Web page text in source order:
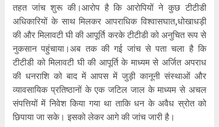
तहत जांच शुरू की।आरोप है कि आरोपियों ने कुछ टीटीडी
अधिकारियों के साथ मिलकर आपराधिक विश्वासघात,धोखाधड़ी
की और मिलावटी घी की आपूर्ति करके टीटीडी को अनुचित रूप से
नुकसान पहुंचाया।अब तक की गई जांच से पता चला है कि
टीटीडी को मिलावटी घी की आपूर्ति के माध्यम से अर्जित अपराध
की धनराशि को बाद में आपस में जुड़ी कानूनी संस्थाओं और
व्यावसायिक प्रतिष्ठानों के एक जटिल जाल के माध्यम से अचल
संपत्तियों में निवेश किया गया था ताकि धन के अवैध स्रोत को
छिपाया जा सके। इसको लेकर आगे की जांच जारी है।